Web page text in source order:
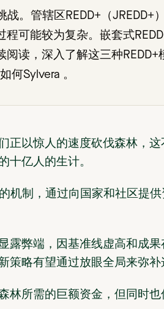
战。管辖区REDD+（JREDD+
可能较为复杂。嵌套式
读，深入了解这三种REDD+
何Sylvera 。
正以惊人的速度砍伐森林，
十亿人的生计。
机制，通过向国家和社区提
露弊端，因基准线虚高和成
策略有望通过放眼全局来弥补
林所需的巨额资金，但同时